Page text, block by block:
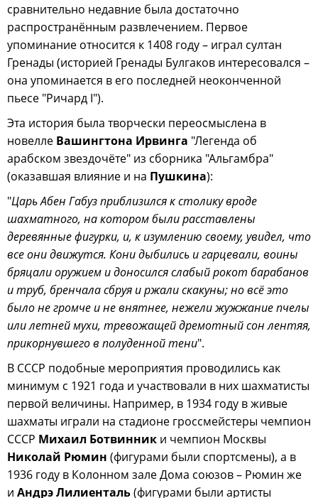
сравнительно недавние была достаточно
распространённым развлечением. Первое
упоминание относится к 1408 году – играл султан
Гренады (историей Гренады Булгаков интересовался –
она упоминается в его последней неоконченной
пьесе "Ричард I").
Эта история была творчески переосмыслена в
новелле Вашингтона Ирвинга "Легенда об
арабском звездочёте" из сборника "Альгамбра"
(оказавшая влияние и на Пушкина):
"Царь Абен Габуз приблизился к столику вроде
шахматного, на котором были расставлены
деревянные фигурки, и, к изумлению своему, увидел, что
все они движутся. Кони дыбились и гарцевали, воины
бряцали оружием и доносился слабый рокот барабанов
и труб, бренчала сбруя и ржали скакуны; но всё это
было не громче и не внятнее, нежели жужжание пчелы
или летней мухи, тревожащей дремотный сон лентяя,
прикорнувшего в полуденной тени".
В СССР подобные мероприятия проводились как
минимум с 1921 года и участвовали в них шахматисты
первой величины. Например, в 1934 году в живые
шахматы играли на стадионе гроссмейстеры чемпион
СССР Михаил Ботвинник и чемпион Москвы
Николай Рюмин (фигурами были спортсмены), а в
1936 году в Колонном зале Дома союзов – Рюмин же
и Андрэ Лилиенталь(фигурами были артисты